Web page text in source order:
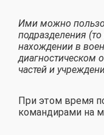
Ими можно
подразделения
нахождении в
диагностическом
частей и
При этом время
командирами на